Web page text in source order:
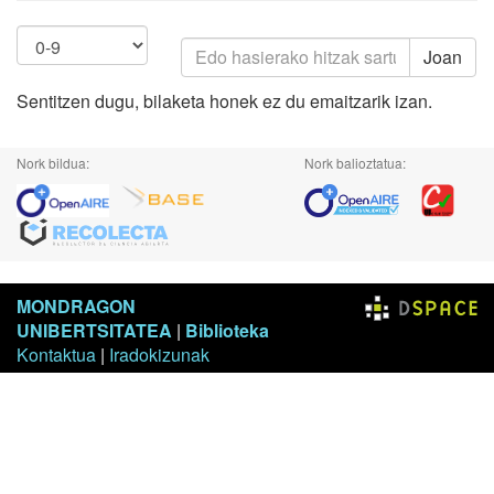
Joan
Sentitzen dugu, bilaketa honek ez du emaitzarik izan.
Nork bildua: Nork balioztatua:
MONDRAGON
UNIBERTSITATEA | Biblioteka
Kontaktua | Iradokizunak